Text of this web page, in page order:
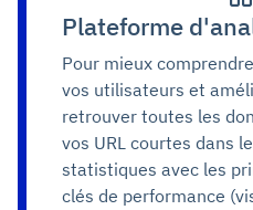
Plateforme
Pour mieux
vos utilisateurs et
retrouver toutes les
vos URL courtes dans
statistiques avec les
clés de performance